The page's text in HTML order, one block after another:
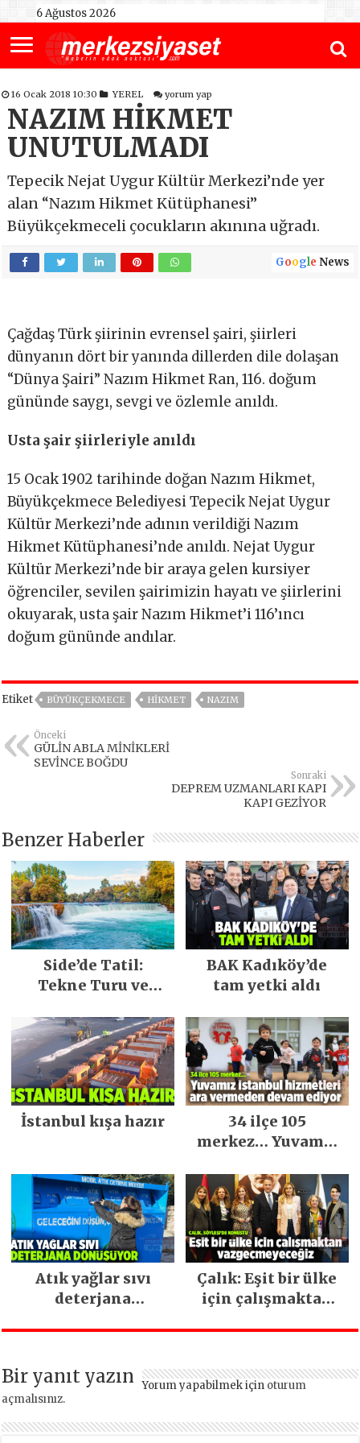
6 Ağustos 2026
16 Ocak 2018 10:30 YEREL yorum yap
NAZIM HİKMET
UNUTULMADI
Tepecik Nejat Uygur Kültür Merkezi’nde yer
alan “Nazım Hikmet Kütüphanesi”
Büyükçekmeceli çocukların akınına uğradı.
Google News
Çağdaş Türk şiirinin evrensel şairi, şiirleri
dünyanın dört bir yanında dillerden dile dolaşan
“Dünya Şairi” Nazım Hikmet Ran, 116. doğum
gününde saygı, sevgi ve özlemle anıldı.
Usta şair şiirleriyle anıldı
15 Ocak 1902 tarihinde doğan Nazım Hikmet,
Büyükçekmece Belediyesi Tepecik Nejat Uygur
Kültür Merkezi’nde adının verildiği Nazım
Hikmet Kütüphanesi’nde anıldı. Nejat Uygur
Kültür Merkezi’nde bir araya gelen kursiyer
öğrenciler, sevilen şairimizin hayatı ve şiirlerini
okuyarak, usta şair Nazım Hikmet’i 116’ıncı
doğum gününde andılar.
Etiket BÜYÜKÇEKMECE HİKMET NAZIM
Önceki
GÜLİN ABLA MİNİKLERİ
SEVİNCE BOĞDU
Sonraki
DEPREM UZMANLARI KAPI
KAPI GEZİYOR
Benzer Haberler
Side’de Tatil:
Tekne Turu ve
BAK Kadıköy’de
tam yetki aldı
İstanbul kışa hazır
34 ilçe 105
merkez… Yuvamız
ara vermeden
devam ediyor
Atık yağlar sıvı
deterjana
Çalık: Eşit bir ülke
için çalışmaktan
Bir yanıt yazın Yorum yapabilmek için oturum
açmalısınız.